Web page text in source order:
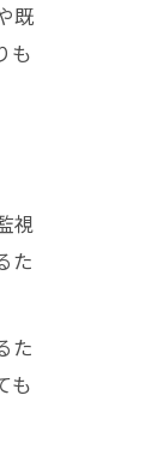
既
も
視
た
た
も